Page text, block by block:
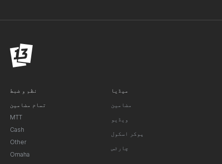
نظم و ضبط
تمام مضامین
MTT
Cash
Other
Omaha
میڈیا
مضامین
ویڈیو
پوکر اسکول
چارٹس